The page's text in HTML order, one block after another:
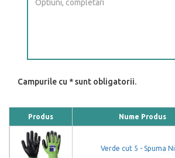
Campurile cu * sunt obligatorii.
Produs Nume Produs
Verde cut 5 - Spuma